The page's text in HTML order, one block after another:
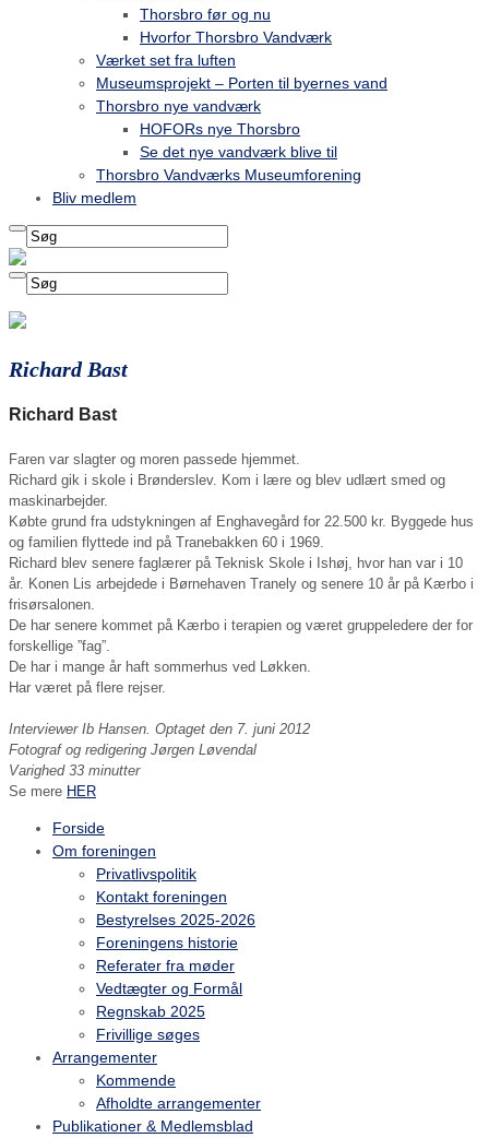
Thorsbro før og nu
Hvorfor Thorsbro Vandværk
Værket set fra luften
Museumsprojekt – Porten til byernes vand
Thorsbro nye vandværk
HOFORs nye Thorsbro
Se det nye vandværk blive til
Thorsbro Vandværks Museumforening
Bliv medlem
Richard Bast
Richard Bast
Faren var slagter og moren passede hjemmet.
Richard gik i skole i Brønderslev. Kom i lære og blev udlært smed og
maskinarbejder.
Købte grund fra udstykningen af Enghavegård for 22.500 kr. Byggede hus
og familien flyttede ind på Tranebakken 60 i 1969.
Richard blev senere faglærer på Teknisk Skole i Ishøj, hvor han var i 10
år. Konen Lis arbejdede i Børnehaven Tranely og senere 10 år på Kærbo i
frisørsalonen.
De har senere kommet på Kærbo i terapien og været gruppeledere der for
forskellige ”fag”.
De har i mange år haft sommerhus ved Løkken.
Har været på flere rejser.
Interviewer Ib Hansen. Optaget den 7. juni 2012
Fotograf og redigering Jørgen Løvendal
Varighed 33 minutter
Se mere HER
Forside
Om foreningen
Privatlivspolitik
Kontakt foreningen
Bestyrelses 2025-2026
Foreningens historie
Referater fra møder
Vedtægter og Formål
Regnskab 2025
Frivillige søges
Arrangementer
Kommende
Afholdte arrangementer
Publikationer & Medlemsblad